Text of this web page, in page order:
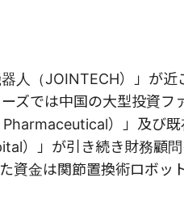
人（JOINTECH）」が
ズでは中国の大型投資
）」及び
）」が引き続き財務顧
資金は関節置換術ロボ